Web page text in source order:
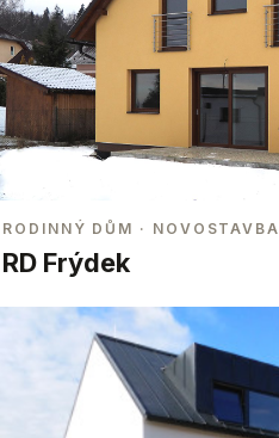
RODINNÝ DŮM · NOVOSTAVBA
RD Frýdek